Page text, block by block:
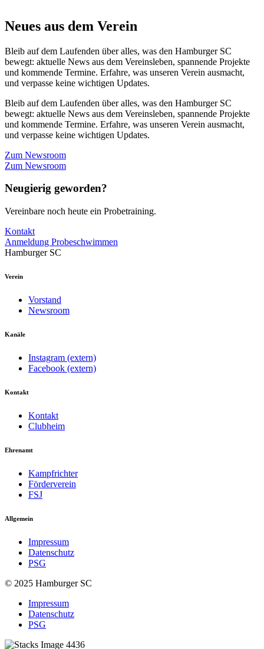
Neues aus dem Verein
Bleib auf dem Laufenden über alles, was den Hamburger SC
bewegt: aktuelle News aus dem Vereinsleben, spannende Projekte
und kommende Termine. Erfahre, was unseren Verein ausmacht,
und verpasse keine wichtigen Updates.
Bleib auf dem Laufenden über alles, was den Hamburger SC
bewegt: aktuelle News aus dem Vereinsleben, spannende Projekte
und kommende Termine. Erfahre, was unseren Verein ausmacht,
und verpasse keine wichtigen Updates.
Zum Newsroom
Zum Newsroom
Neugierig geworden?
Vereinbare noch heute ein Probetraining.
Kontakt
Anmeldung Probeschwimmen
Hamburger SC
Verein
Vorstand
Newsroom
Kanäle
Instagram (extern)
Facebook (extern)
Kontakt
Kontakt
Clubheim
Ehrenamt
Kampfrichter
Förderverein
FSJ
Allgemein
Impressum
Datenschutz
PSG
© 2025 Hamburger SC
Impressum
Datenschutz
PSG